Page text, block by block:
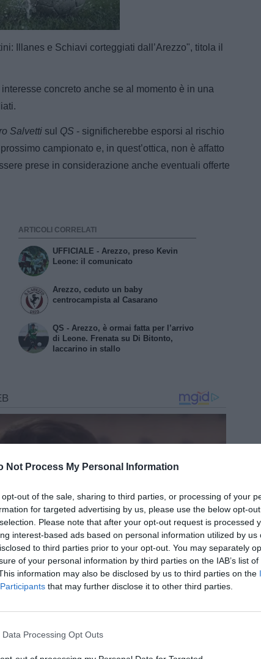
Not Process My Personal Information
opt-out of the sale, sharing to third parties, or processing of your
for targeted advertising by us, please use the below opt-
Please note that after your opt-out request is processed
interest-based ads based on personal information utilized by us
to third parties prior to your opt-out. You may separately
of your personal information by third parties on the IAB’s list
information may also be disclosed by us to third parties on the
that may further disclose it to other third parties.
Data Processing Opt Outs
Loaded
100.00%
Illanes e Schiavi corteggiati dall’Arezzo", titola il
concreto anche se al momento è in una
Salvetti sul QS - significherebbe esporsi al rischio
campionato e, in quest’ottica, non è affatto
prese in considerazione anche eventuali offerte
ARTICOLI CORRELATI
UFFICIALE - Arezzo, preso Kevin
Leone: il comunicato
Arezzo, ceduto un baby
centrocampista al Casarano
QS - Arezzo, è ormai fatta per l’arrivo
di Leone. Frenata su Di Bitonto,
Iaccarino in stallo